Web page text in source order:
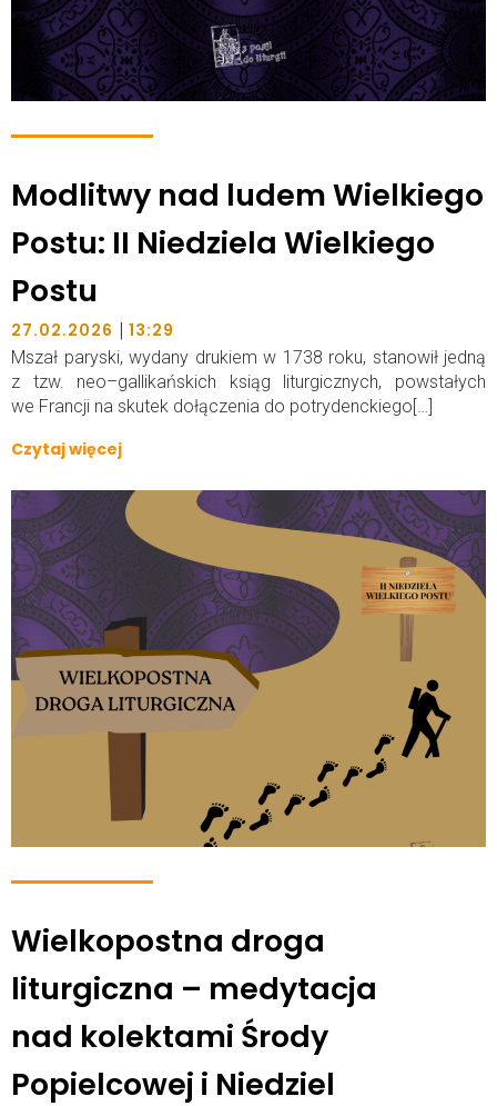
Modlitwy nad ludem Wielkiego
Postu: II Niedziela Wielkiego
Postu
27.02.2026 | 13:29
Mszał paryski, wydany drukiem w 1738 roku, stanowił jedną
z tzw. neo–gallikańskich ksiąg liturgicznych, powstałych
we Francji na skutek dołączenia do potrydenckiego[…]
Czytaj więcej
Wielkopostna droga
liturgiczna – medytacja
nad kolektami Środy
Popielcowej i Niedziel